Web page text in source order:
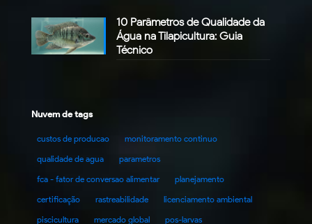
10 Parâmetros de Qualidade da
Água na Tilapicultura: Guia
Técnico
Nuvem de tags
custos de producao
monitoramento continuo
qualidade de agua
parametros
fca - fator de conversao alimentar
planejamento
certificação
rastreabilidade
licenciamento ambiental
piscicultura
mercado global
pos-larvas